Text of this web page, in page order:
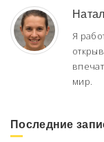
Я
мир.
Последние